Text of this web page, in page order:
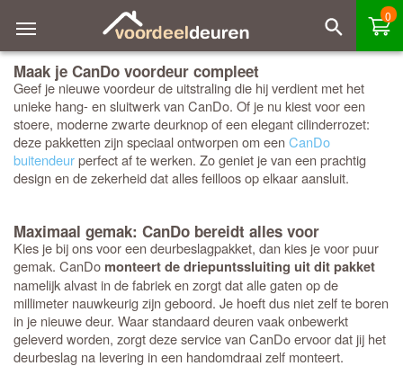
0
Maak je CanDo voordeur compleet
Geef je nieuwe voordeur de uitstraling die hij verdient met het
unieke hang- en sluitwerk van CanDo. Of je nu kiest voor een
stoere, moderne zwarte deurknop of een elegant cilinderrozet:
deze pakketten zijn speciaal ontworpen om eenCanDo
buitendeurperfect af te werken. Zo geniet je van een prachtig
design en de zekerheid dat alles feilloos op elkaar aansluit.
Maximaal gemak: CanDo bereidt alles voor
Kies je bij ons voor een deurbeslagpakket, dan kies je voor puur
gemak. CanDo monteert de driepuntssluiting uit dit pakket
namelijk alvast in de fabriek en zorgt dat alle gaten op de
millimeter nauwkeurig zijn geboord. Je hoeft dus niet zelf te boren
in je nieuwe deur. Waar standaard deuren vaak onbewerkt
geleverd worden, zorgt deze service van CanDo ervoor dat jij het
deurbeslag na levering in een handomdraai zelf monteert.